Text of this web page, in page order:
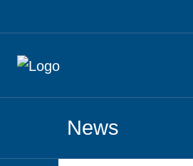
News